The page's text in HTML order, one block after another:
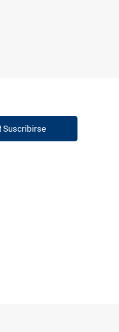
Suscribirse